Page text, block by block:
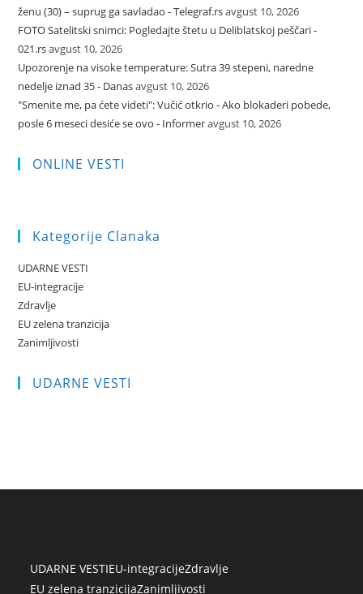
ženu (30) – suprug ga savladao - Telegraf.rsavgust 10, 2026
FOTO Satelitski snimci: Pogledajte štetu u Deliblatskoj peščari -
021.rsavgust 10, 2026
Upozorenje na visoke temperature: Sutra 39 stepeni, naredne
nedelje iznad 35 - Danasavgust 10, 2026
"Smenite me, pa ćete videti": Vučić otkrio - Ako blokaderi pobede,
posle 6 meseci desiće se ovo - Informeravgust 10, 2026
ONLINE VESTI
Kategorije Clanaka
UDARNE VESTI
EU-integracije
Zdravlje
EU zelena tranzicija
Zanimljivosti
UDARNE VESTI
UDARNE VESTIEU-integracijeZdravlje
EU zelena tranzicijaZanimljivosti